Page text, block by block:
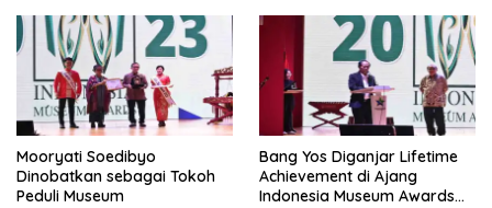
Mooryati Soedibyo
Dinobatkan sebagai Tokoh
Peduli Museum
Bang Yos Diganjar Lifetime
Achievement di Ajang
Indonesia Museum Awards